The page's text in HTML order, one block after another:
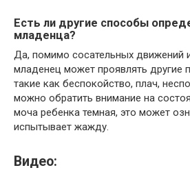
Есть ли другие способы
младенца?
Да, помимо сосательных движений
младенец может проявлять другие
такие как беспокойство, плач,
можно обратить внимание на
моча ребенка темная, это может
испытывает жажду.
Видео: